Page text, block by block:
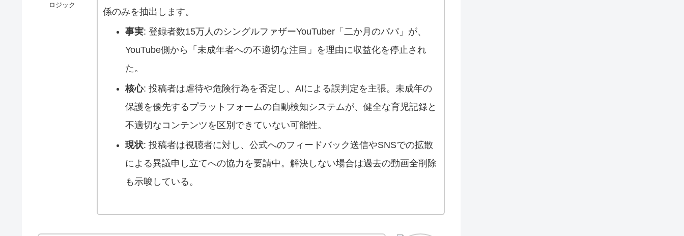
ロジック
係のみを抽出します。
事実: 登録者数15万人のシングルファザーYouTuber「二か月のパパ」が、
YouTube側から「未成年者への不適切な注目」を理由に収益化を停止され
た。
核心: 投稿者は虐待や危険行為を否定し、AIによる誤判定を主張。未成年の
保護を優先するプラットフォームの自動検知システムが、健全な育児記録と
不適切なコンテンツを区別できていない可能性。
現状: 投稿者は視聴者に対し、公式へのフィードバック送信やSNSでの拡散
による異議申し立てへの協力を要請中。解決しない場合は過去の動画全削除
も示唆している。